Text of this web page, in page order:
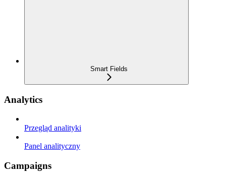
Smart Fields
Analytics
Przegląd analityki
Panel analityczny
Campaigns